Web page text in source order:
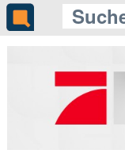
Gleich auf
Netflix
Bestseller